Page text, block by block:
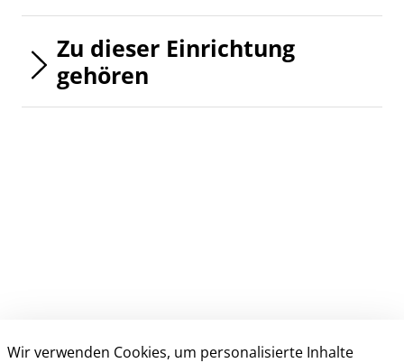
Zu dieser Einrichtung
gehören
Wir verwenden Cookies, um personalisierte Inhalte